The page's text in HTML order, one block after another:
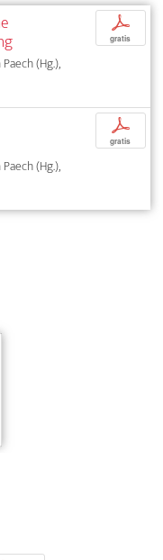
(Hg.),
p
gratis
(Hg.),
p
gratis